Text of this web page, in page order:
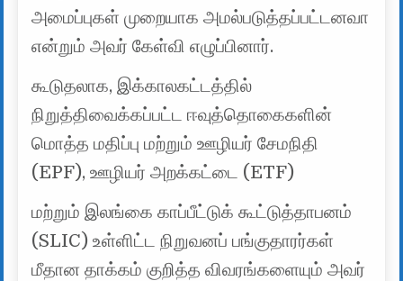
அமைப்புகள் முறையாக அமல்படுத்தப்பட்டனவா
என்றும் அவர் கேள்வி எழுப்பினார்.
கூடுதலாக, இக்காலகட்டத்தில்
நிறுத்திவைக்கப்பட்ட ஈவுத்தொகைகளின்
மொத்த மதிப்பு மற்றும் ஊழியர் சேமநிதி
(EPF), ஊழியர் அறக்கட்டை (ETF)
மற்றும் இலங்கை காப்பீட்டுக் கூட்டுத்தாபனம்
(SLIC) உள்ளிட்ட நிறுவனப் பங்குதாரர்கள்
மீதான தாக்கம் குறித்த விவரங்களையும் அவர்